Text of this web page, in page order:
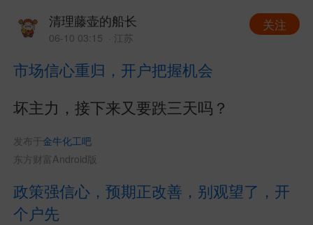
清理藤壶的船长
06-10 03:15 · 江苏
关注
市场信心重归，开户把握机会
坏主力，接下来又要跌三天吗？
发布于金牛化工吧
东方财富Android版
政策强信心，预期正改善，别观望了，开
个户先